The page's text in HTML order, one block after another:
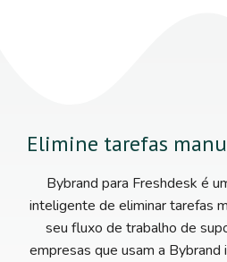
Elimine tarefas
Bybrand para Freshdesk é
inteligente de eliminar tarefas
seu fluxo de trabalho de
empresas que usam a